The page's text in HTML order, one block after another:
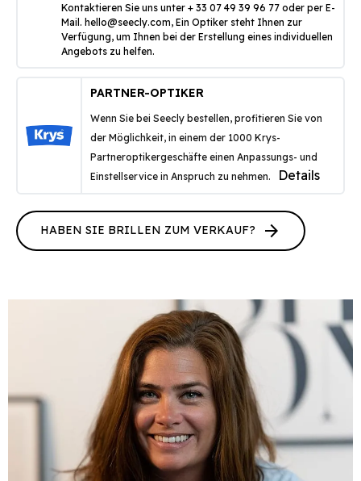
Kontaktieren Sie uns unter + 33 07 49 39 96 77 oder per E-
Mail. hello@seecly.com, Ein Optiker steht Ihnen zur
Verfügung, um Ihnen bei der Erstellung eines individuellen
Angebots zu helfen.
PARTNER-OPTIKER
Wenn Sie bei Seecly bestellen, profitieren Sie von
der Möglichkeit, in einem der 1000 Krys-
Partneroptikergeschäfte einen Anpassungs- und
Einstellservice in Anspruch zu nehmen.
Details
HABEN SIE BRILLEN ZUM VERKAUF? arrow_forward